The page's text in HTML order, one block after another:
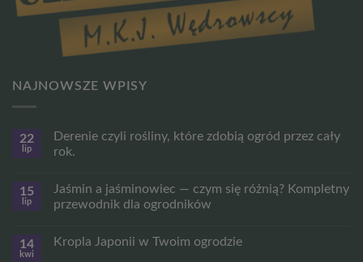
NAJNOWSZE WPISY
22
lip
Derenie czyli rośliny, które zdobią ogród przez cały
rok.
do
czyli
zdobią
15
lip
Jaśmin a jaśminowiec — czym się różnią? Kompletny
przewodnik dla ogrodników
do
14
kwi
Kropla Japonii w Twoim ogrodzie